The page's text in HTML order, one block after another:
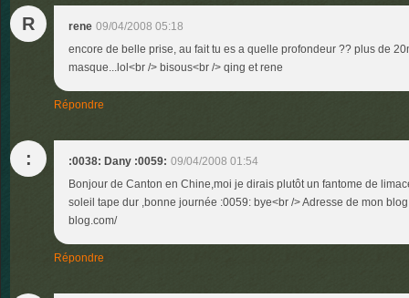
R rene 09/04/2008 05:18
encore de belle prise, au fait tu es a quelle profondeur ?? plus de
masque...lol<br /> bisous<br /> qing et rene
Répondre
: :0038: Dany :0059: 09/04/2008 01:54
Bonjour de Canton en Chine,moi je dirais plutôt un fantome de
soleil tape dur ,bonne journée :0059: bye<br /> Adresse de mon
blog.com/
Répondre